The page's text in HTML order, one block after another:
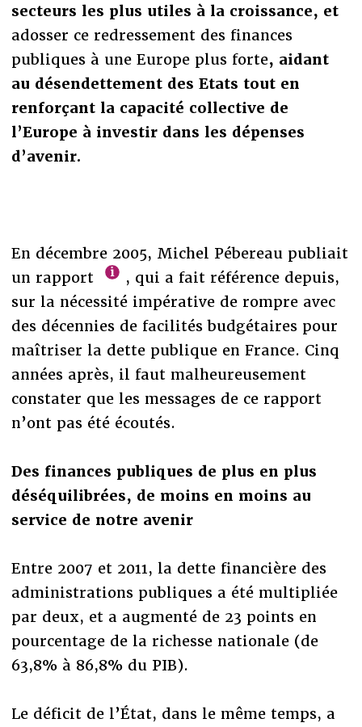
secteurs les plus utiles à la croissance, et
adosser ce redressement des finances
publiques à une Europe plus forte, aidant
au désendettement des Etats tout en
renforçant la capacité collective de
l’Europe à investir dans les dépenses
d’avenir.
En décembre 2005, Michel Pébereau publiait
un rapport
, qui a fait référence depuis,
sur la nécessité impérative de rompre avec
des décennies de facilités budgétaires pour
maîtriser la dette publique en France. Cinq
années après, il faut malheureusement
constater que les messages de ce rapport
n’ont pas été écoutés.
Des finances publiques de plus en plus
déséquilibrées, de moins en moins au
service de notre avenir
Entre 2007 et 2011, la dette financière des
administrations publiques a été multipliée
par deux, et a augmenté de 23 points en
pourcentage de la richesse nationale (de
63,8% à 86,8% du PIB).
Le déficit de l’État, dans le même temps, a